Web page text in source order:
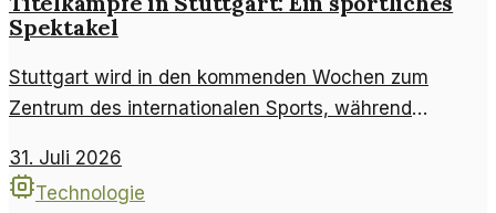
Spektakel
Stuttgart wird in den kommenden Wochen zum
Zentrum des internationalen Sports, während
Die Stadt zieht Athleten und Fans aus aller Welt an,
was nicht nur die Sportwelt, sondern auch die lokale
31. Juli 2026
Technologie